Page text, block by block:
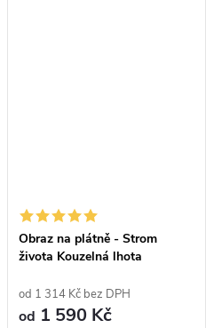
Obraz na plátně - Strom
života Kouzelná lhota
od 1 314 Kč bez DPH
od 1 590 Kč